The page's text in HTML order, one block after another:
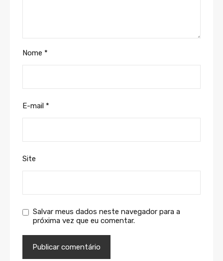
Nome *
E-mail *
Site
Salvar meus dados neste navegador para a
próxima vez que eu comentar.